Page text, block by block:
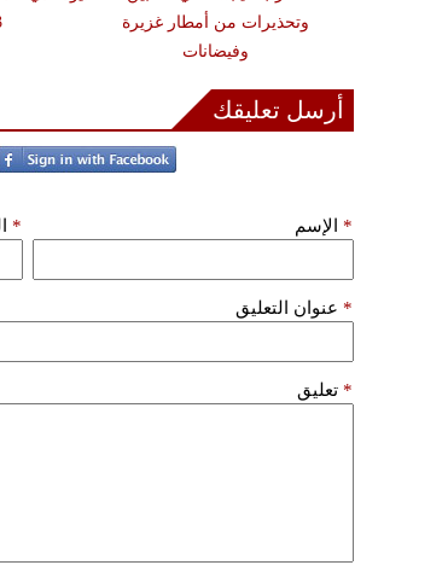
وتحذيرات من أمطار غزيرة
وفيضانات
أرسل تعليقك
الإسم *
*
عنوان التعليق *
تعليق *